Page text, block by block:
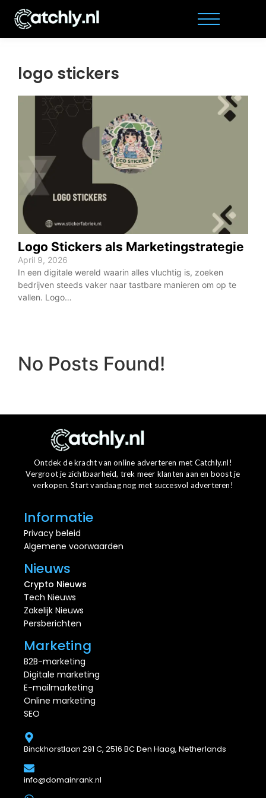
logo stickers
Logo Stickers als Marketingstrategie
April 9, 2026
In een digitale wereld waarin alles vluchtig is, zoeken
bedrijven steeds vaker naar tastbare manieren om op te
vallen. Logo…
No Posts Found!
Ontdek de kracht van online adverteren met Catchly.nl!
Vergroot je zichtbaarheid, trek meer klanten aan en boost je
verkopen. Start vandaag nog met succesvol adverteren!
Informatie
Privacy beleid
Algemene voorwaarden
Nieuws
Crypto Nieuws
Tech Nieuws
Zakelijk Nieuws
Persberichten
Marketing
B2B-marketing
Digitale marketing
E-mailmarketing
Online marketing
SEO
Binckhorstlaan 291 C, 2516 BC Den Haag, Netherlands
info@domainrank.nl